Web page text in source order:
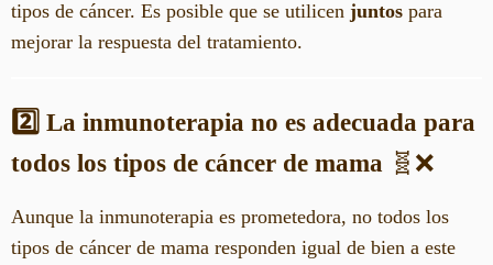
tipos de cáncer. Es posible que se utilicen juntos para
mejorar la respuesta del tratamiento.
2️⃣ La inmunoterapia no es adecuada para
todos los tipos de cáncer de mama 🧬❌
Aunque la inmunoterapia es prometedora, no todos los
tipos de cáncer de mama responden igual de bien a este